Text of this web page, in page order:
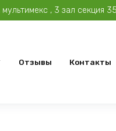
, 3 зал секция 35
Отзывы Контакты